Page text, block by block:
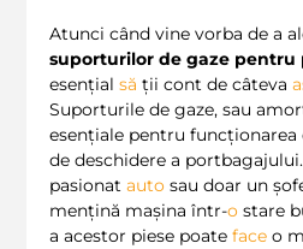
Atunci când vine vorba de a
suporturilor de gaze pentru
esențial să ții cont de câteva
Suporturile de gaze, sau
esențiale pentru
de deschidere a
pasionat auto sau doar un
mențină mașina într-o stare
a acestor piese poate face o